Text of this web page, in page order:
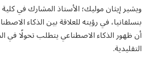
ويشير إيثان موليك؛ الأستاذ المشارك في
بنسلفانيا، في رؤيته ‏للعلاقة بين الذكاء
أن ظهور الذكاء الاصطناعي يتطلب ‏تحولًا في
التقليدية. ‏